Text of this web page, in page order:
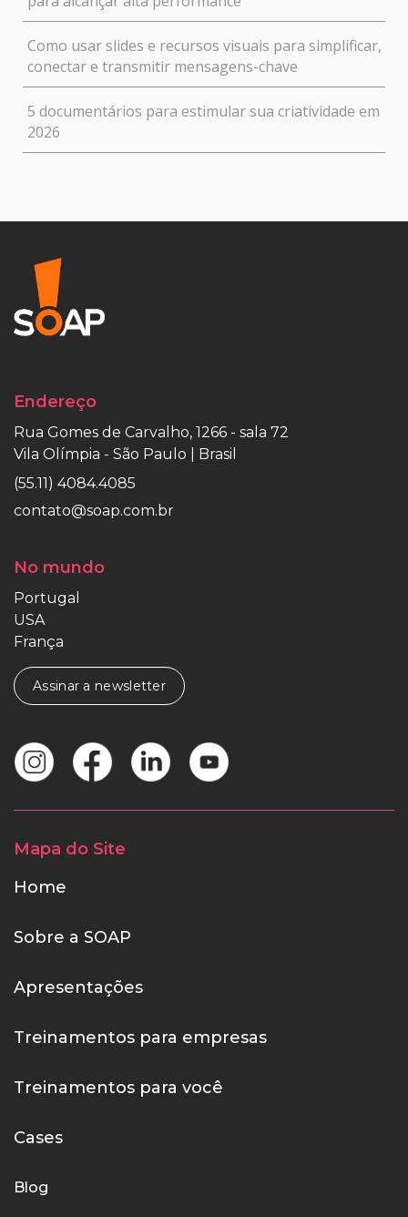
Como usar slides e recursos visuais para simplificar,
conectar e transmitir mensagens-chave
5 documentários para estimular sua criatividade em
2026
Endereço
Rua Gomes de Carvalho, 1266 - sala 72
Vila Olímpia - São Paulo | Brasil
(55.11) 4084.4085
contato@soap.com.br
No mundo
Portugal
USA
França
Assinar a newsletter
Mapa do Site
Home
Sobre a SOAP
Apresentações
Treinamentos para empresas
Treinamentos para você
Cases
Blog